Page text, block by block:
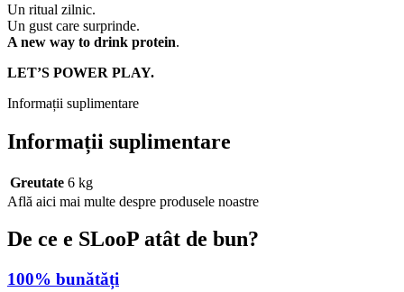
Un ritual zilnic.
Un gust care surprinde.
A new way to drink protein.
LET’S POWER PLAY.
Informații suplimentare
Informații suplimentare
Greutate 6 kg
Află aici mai multe despre produsele noastre
De ce e SLooP atât de bun?
100% bunătăți